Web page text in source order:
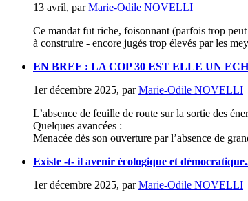
13 avril, parMarie-Odile NOVELLI
Ce mandat fut riche, foisonnant (parfois trop
à construire - encore jugés trop élevés par les
EN BREF : LA COP 30 EST ELLE UN
1er décembre 2025, parMarie-Odile NOVELLI
L’absence de feuille de route sur la sortie des
Quelques avancées :
Menacée dès son ouverture par l’absence de
Existe -t- il avenir écologique et
1er décembre 2025, parMarie-Odile NOVELLI